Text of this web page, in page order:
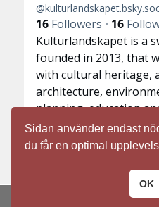
@
16Followers 16
Kulturlandskapet is a
founded in 2013, that
with cultural heritage,
architecture,
planning, education
Sidan använder endast
du får en optimal
OK